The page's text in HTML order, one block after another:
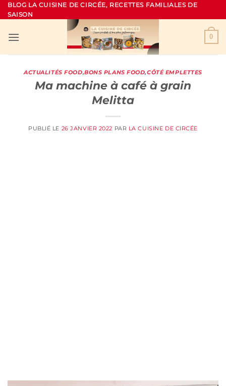
Passer
au
BLOG LA CUISINE DE CIRCÉE, RECETTES FAMILIALES DE
SAISON
0
ACTUALITÉS FOOD,BONS PLANS FOOD,CÔTÉ EMPLETTES
Ma machine à café à grain
Melitta
PUBLIÉ LE 26 JANVIER 2022 PAR LA CUISINE DE CIRCÉE